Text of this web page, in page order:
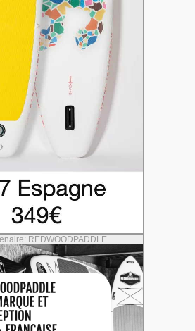
REDWOODPADDLE